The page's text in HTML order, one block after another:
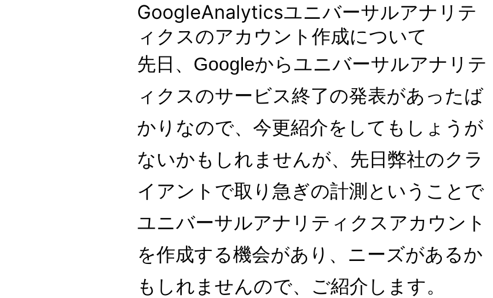
GoogleAnalyticsユニバーサルアナリテ
ィクスのアカウント作成について
先日、Googleからユニバーサルアナリテ
ィクスのサービス終了の発表があったば
かりなので、今更紹介をしてもしょうが
ないかもしれませんが、先日弊社のクラ
イアントで取り急ぎの計測ということで
ユニバーサルアナリティクスアカウント
を作成する機会があり、ニーズがあるか
もしれませんので、ご紹介します。